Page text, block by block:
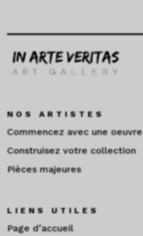
NOS ARTISTES
Commencez avec une oeuvre
Construisez votre collection
Pièces majeures
LIENS UTILES
Page d’accueil